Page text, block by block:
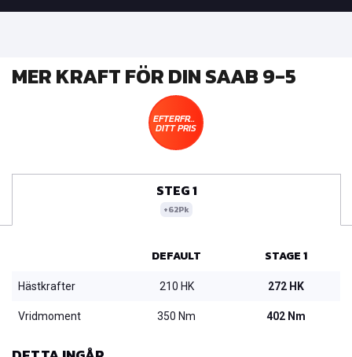
MER KRAFT FÖR DIN SAAB 9-5
EFTERFRÅGA
DITT PRIS
STEG 1
+62Pk
DEFAULT STAGE 1
Hästkrafter 210 HK 272 HK
Vridmoment 350 Nm 402 Nm